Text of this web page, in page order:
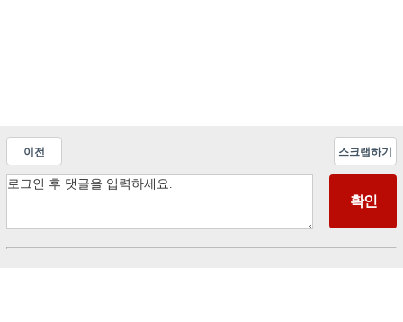
이전 스크랩하기